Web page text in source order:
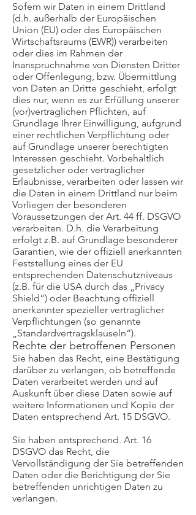
Sofern wir Daten in einem Drittland
(d.h. außerhalb der Europäischen
Union (EU) oder des Europäischen
Wirtschaftsraums (EWR)) verarbeiten
oder dies im Rahmen der
Inanspruchnahme von Diensten Dritter
oder Offenlegung, bzw. Übermittlung
von Daten an Dritte geschieht, erfolgt
dies nur, wenn es zur Erfüllung unserer
(vor)vertraglichen Pflichten, auf
Grundlage Ihrer Einwilligung, aufgrund
einer rechtlichen Verpflichtung oder
auf Grundlage unserer berechtigten
Interessen geschieht. Vorbehaltlich
gesetzlicher oder vertraglicher
Erlaubnisse, verarbeiten oder lassen wir
die Daten in einem Drittland nur beim
Vorliegen der besonderen
Voraussetzungen der Art. 44 ff. DSGVO
verarbeiten. D.h. die Verarbeitung
erfolgt z.B. auf Grundlage besonderer
Garantien, wie der offiziell anerkannten
Feststellung eines der EU
entsprechenden Datenschutzniveaus
(z.B. für die USA durch das „Privacy
Shield“) oder Beachtung offiziell
anerkannter spezieller vertraglicher
Verpflichtungen (so genannte
„Standardvertragsklauseln“).
Rechte der betroffenen Personen
Sie haben das Recht, eine Bestätigung
darüber zu verlangen, ob betreffende
Daten verarbeitet werden und auf
Auskunft über diese Daten sowie auf
weitere Informationen und Kopie der
Daten entsprechend Art. 15 DSGVO.
Sie haben entsprechend. Art. 16
DSGVO das Recht, die
Vervollständigung der Sie betreffenden
Daten oder die Berichtigung der Sie
betreffenden unrichtigen Daten zu
verlangen.